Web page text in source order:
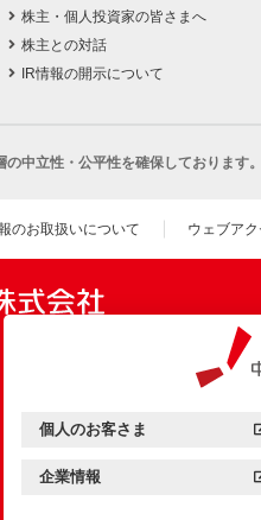
株主・個人投資家の皆さまへ
株主との対話
IR情報の開示について
中立性・公平性を確保しております。
のお取扱いについて ウェブア
中部電力ミライズ：
個人のお客さま
（新しいウィンドウを開きます
中部電力ミライズ：
企業情報
（新しいウィンドウを開きます